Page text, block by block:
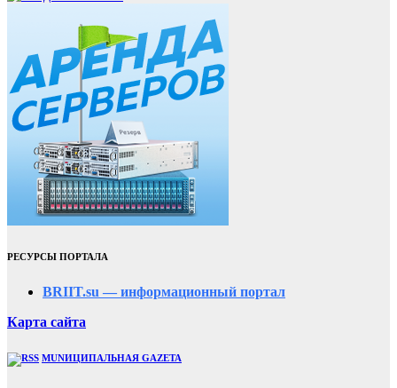
РЕСУРСЫ ПОРТАЛА
BRIIT.su — информационный портал
Карта сайта
MUNИЦИПАЛЬНАЯ GAZЕТА